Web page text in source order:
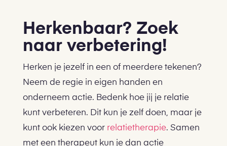
Herkenbaar? Zoek
naar verbetering!
Herken je jezelf in een of meerdere tekenen?
Neem de regie in eigen handen en
onderneem actie. Bedenk hoe jij je relatie
kunt verbeteren. Dit kun je zelf doen, maar je
kunt ook kiezen voor relatietherapie. Samen
met een therapeut kun je dan actie